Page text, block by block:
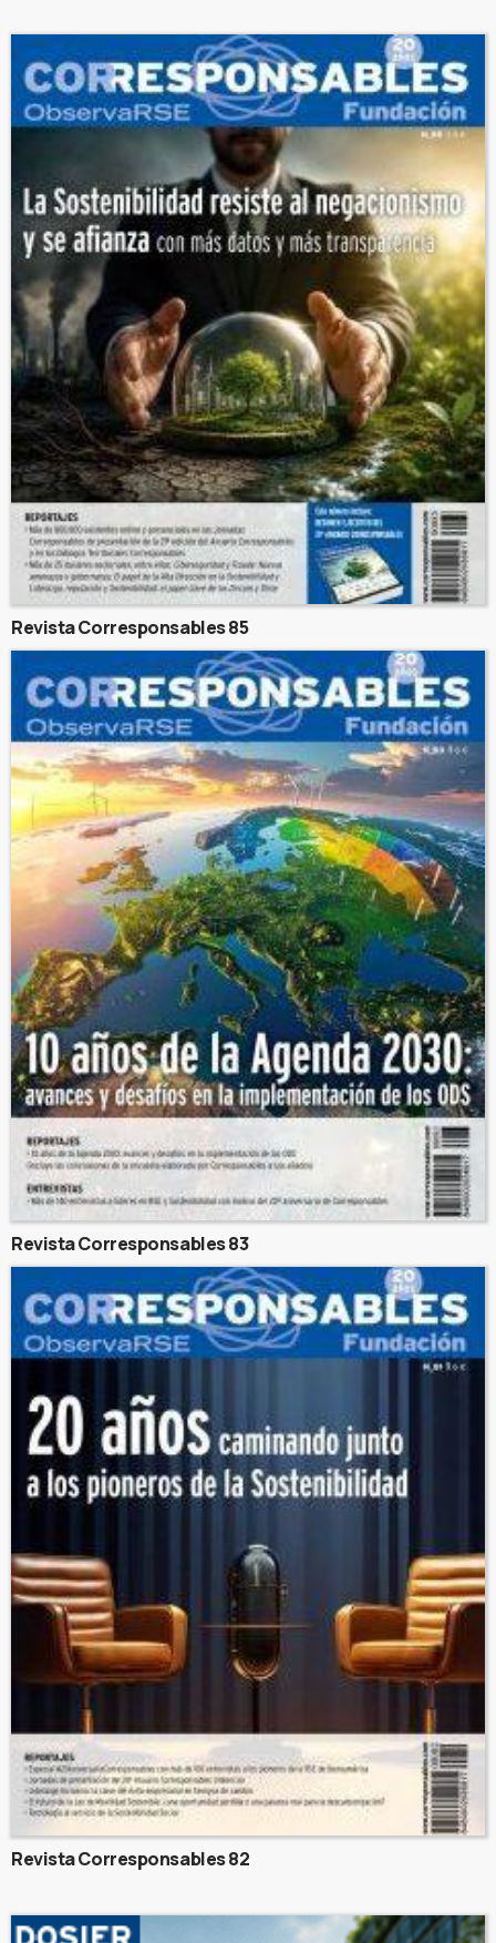
Revista Corresponsables 85
Revista Corresponsables 83
Revista Corresponsables 82